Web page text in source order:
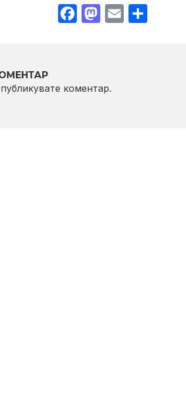
Facebook
Mastodon
EmailShare
коментар.